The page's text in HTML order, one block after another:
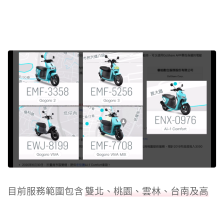
目前服務範圍包含雙北、桃園、雲林、台南及高